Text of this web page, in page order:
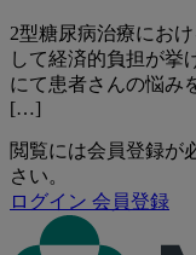
2型糖尿病治療にお
して経済的負担が挙
にて患者さんの悩み
[…]
閲覧には会員登録が
さい。
ログイン 会員登録